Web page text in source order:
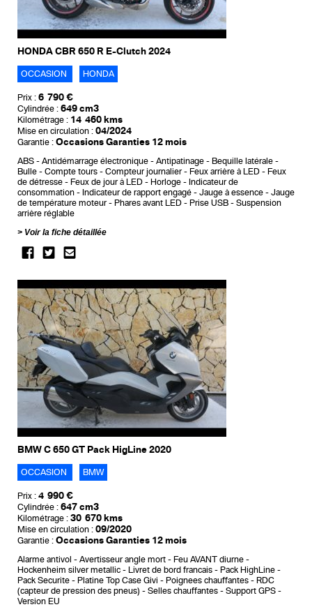
HONDA CBR 650 R E-Clutch 2024
OCCASION HONDA
Prix : 6 790 €
Cylindrée : 649 cm3
Kilométrage : 14 460 kms
Mise en circulation : 04/2024
Garantie : Occasions Garanties 12 mois
ABS Antidémarrage électronique Antipatinage
Bequille latérale
Bulle
Compte tours Compteur journalier Feux arrière à LED
Feux
de détresse
Feux de jour à LED Horloge
Indicateur de
consommation
Indicateur de rapport engagé Jauge à essence
Jauge
de température moteur
Phares avant LED Prise USB
Suspension
arrière réglable
Voir la fiche détaillée
BMW C 650 GT Pack HigLine 2020
OCCASION BMW
Prix : 4 990 €
Cylindrée : 647 cm3
Kilométrage : 30 670 kms
Mise en circulation : 09/2020
Garantie : Occasions Garanties 12 mois
Alarme antivol Avertisseur angle mort
Feu AVANT diurne
Hockenheim silver metallic
Livret de bord francais
Pack HighLine
Pack Securite
Platine Top Case Givi Poignees chauffantes
RDC
(capteur de pression des pneus)
Selles chauffantes
Support GPS
Version EU